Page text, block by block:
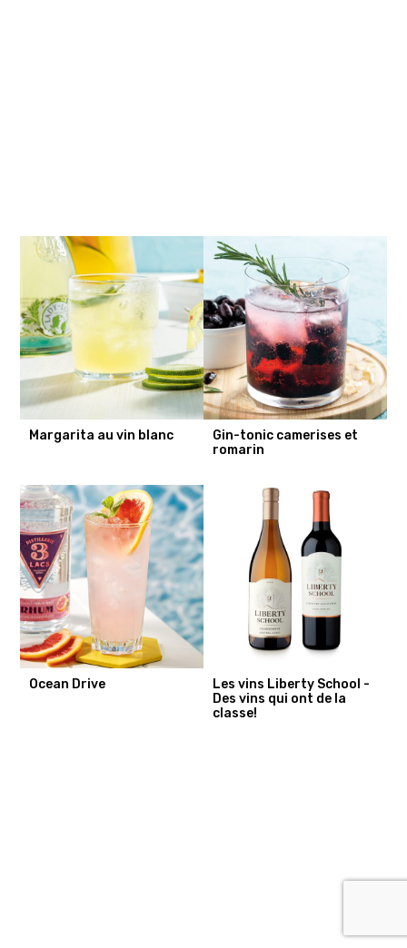
Margarita au vin blanc
Gin-tonic camerises et
romarin
Ocean Drive
Les vins Liberty School -
Des vins qui ont de la
classe!